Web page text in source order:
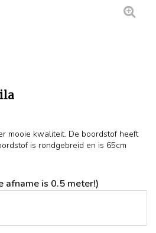
mooie kwaliteit. De boordstof heeft
is rondgebreid en is 65cm
afname is 0.5 meter!)